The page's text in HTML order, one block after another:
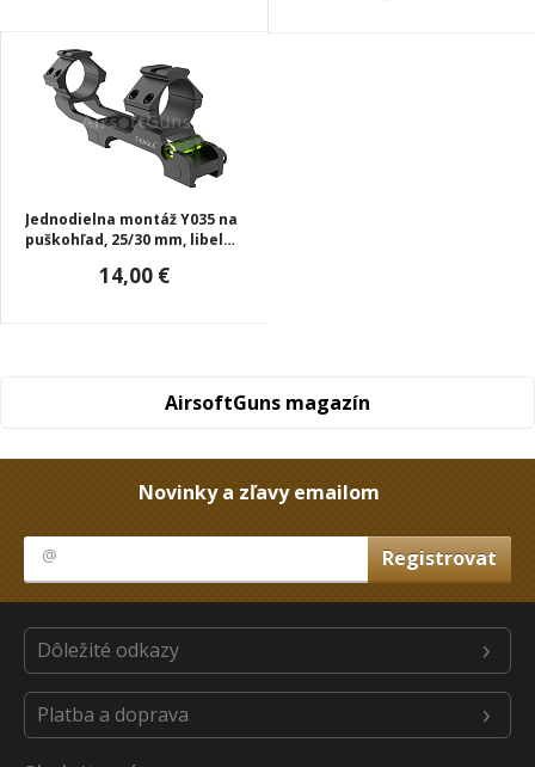
Jednodielna montáž Y035 na
puškohľad, 25/30 mm, libela,
14,00 €
AirsoftGuns magazín
Novinky a zľavy emailom
Dôležité odkazy
Platba a doprava